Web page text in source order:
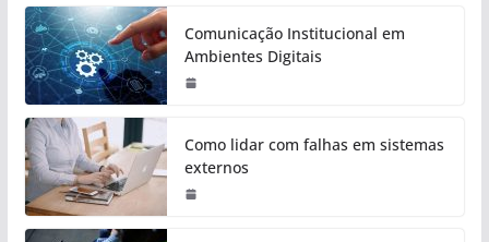
Comunicação Institucional em
Ambientes Digitais
Como lidar com falhas em sistemas
externos